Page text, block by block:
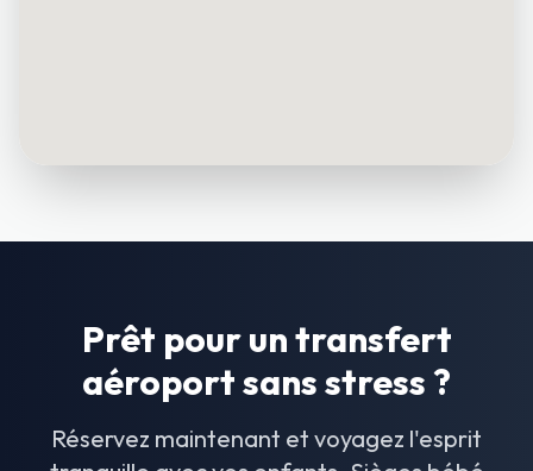
Prêt pour un transfert
aéroport sans stress ?
Réservez maintenant et voyagez l'esprit